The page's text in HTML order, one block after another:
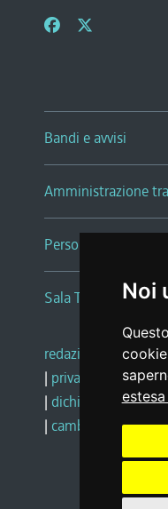
Noi
Bandi e avvisi
Amministrazione
Persone e Uffici
Sala Tiziano
redazione web |
| privacy
social
| dichiarazione di
| cambio